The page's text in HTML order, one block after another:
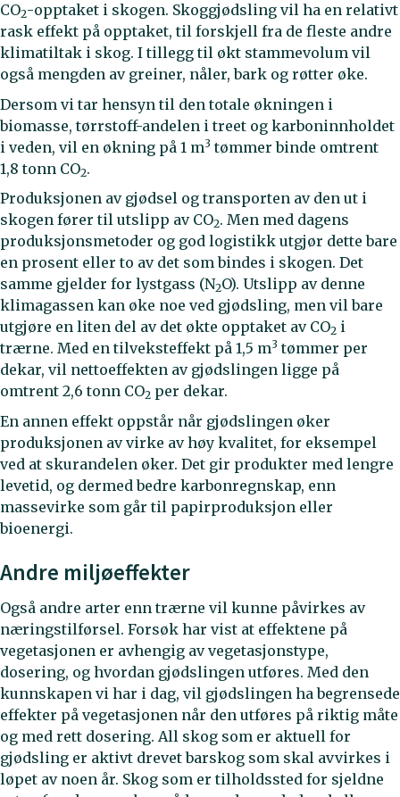
CO2-opptaket i skogen. Skoggjødsling vil ha en relativt
rask effekt på opptaket, til forskjell fra de fleste andre
klimatiltak i skog. I tillegg til økt stammevolum vil
også mengden av greiner, nåler, bark og røtter øke.
Dersom vi tar hensyn til den totale økningen i
biomasse, tørrstoff-andelen i treet og karboninnholdet
i veden, vil en økning på 1 m3 tømmer binde omtrent
1,8 tonn CO2.
Produksjonen av gjødsel og transporten av den ut i
skogen fører til utslipp av CO2. Men med dagens
produksjonsmetoder og god logistikk utgjør dette bare
en prosent eller to av det som bindes i skogen. Det
samme gjelder for lystgass (N2O). Utslipp av denne
klimagassen kan øke noe ved gjødsling, men vil bare
utgjøre en liten del av det økte opptaket av CO2 i
trærne. Med en tilveksteffekt på 1,5 m3 tømmer per
dekar, vil nettoeffekten av gjødslingen ligge på
omtrent 2,6 tonn CO2 per dekar.
En annen effekt oppstår når gjødslingen øker
produksjonen av virke av høy kvalitet, for eksempel
ved at skurandelen øker. Det gir produkter med lengre
levetid, og dermed bedre karbonregnskap, enn
massevirke som går til papirproduksjon eller
bioenergi.
Andre miljøeffekter
Også andre arter enn trærne vil kunne påvirkes av
næringstilførsel. Forsøk har vist at effektene på
vegetasjonen er avhengig av vegetasjonstype,
dosering, og hvordan gjødslingen utføres. Med den
kunnskapen vi har i dag, vil gjødslingen ha begrensede
effekter på vegetasjonen når den utføres på riktig måte
og med rett dosering. All skog som er aktuell for
gjødsling er aktivt drevet barskog som skal avvirkes i
løpet av noen år. Skog som er tilholdssted for sjeldne